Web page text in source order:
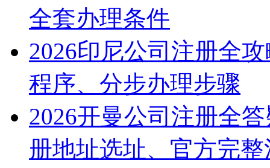
全套办理条件
2026印尼公司注册全
程序、分步办理步骤
2026开曼公司注册全
册地址选址、官方完